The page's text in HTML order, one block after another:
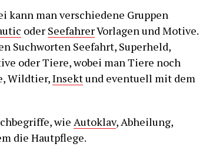
kann man verschiedene Gruppen
oder SeefahrerVorlagen und Motive.
Suchworten Seefahrt, Superheld,
oder Tiere, wobei man Tiere noch
Wildtier,Insektund eventuell mit dem
wie Autoklav, Abheilung,
die Hautpflege.